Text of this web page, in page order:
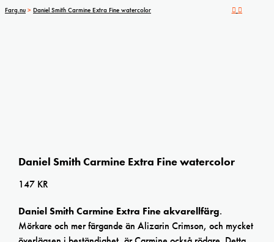
Farg.nu > Daniel Smith Carmine Extra Fine watercolor
Daniel Smith Carmine Extra Fine watercolor
147 KR
Daniel Smith Carmine Extra Fine akvarellfärg.
Mörkare och mer färgande än Alizarin Crimson, och mycket